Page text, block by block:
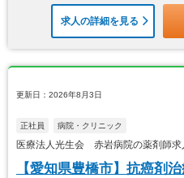
求人の詳細を見る
更新日：2026年8月3日
正社員 病院・クリニック
医療法人光生会 赤岩病院の薬剤師求
【愛知県豊橋市】抗癌剤